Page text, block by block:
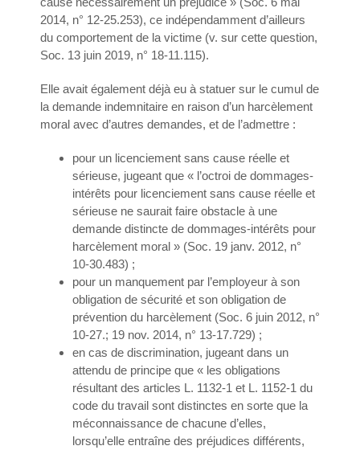
2014, n° 12-25.253), ce indépendamment d’ailleurs
du comportement de la victime (v. sur cette question,
Soc. 13 juin 2019, n° 18-11.115).
Elle avait également déjà eu à statuer sur le cumul de
la demande indemnitaire en raison d’un harcèlement
moral avec d’autres demandes, et de l’admettre :
pour un licenciement sans cause réelle et
sérieuse, jugeant que « l’octroi de dommages-
intérêts pour licenciement sans cause réelle et
sérieuse ne saurait faire obstacle à une
demande distincte de dommages-intérêts pour
harcèlement moral » (Soc. 19 janv. 2012, n°
10-30.483) ;
pour un manquement par l’employeur à son
obligation de sécurité et son obligation de
prévention du harcèlement (Soc. 6 juin 2012, n°
10-27.; 19 nov. 2014, n° 13-17.729) ;
en cas de discrimination, jugeant dans un
attendu de principe que « les obligations
résultant des articles L. 1132-1 et L. 1152-1 du
code du travail sont distinctes en sorte que la
méconnaissance de chacune d’elles,
lorsqu’elle entraîne des préjudices différents,